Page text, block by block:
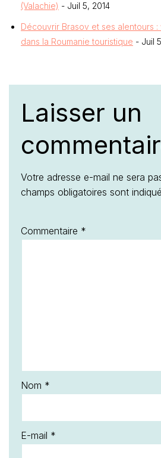
(Valachie) - Juil 5, 2014
Découvrir Brasov et ses alentours
dans la Roumanie touristique - Juil
Laisser un
Votre adresse e-mail ne sera
champs obligatoires sont
Commentaire *
Nom *
E-mail *